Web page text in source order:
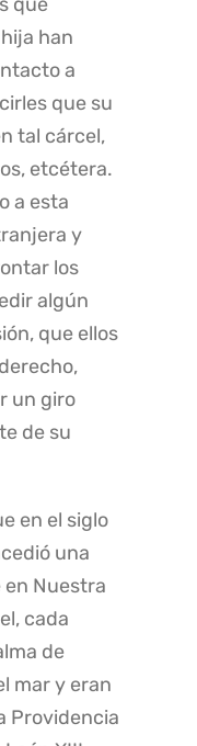
han
a
que su
tal cárcel,
etcétera.
a esta
y
los
algún
que ellos
un giro
de su
en el siglo
una
Nuestra
cada
de
mar y eran
Providencia